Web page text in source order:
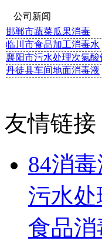
公司
邯郸市蔬菜瓜果消毒
临川市食品加工消毒水
襄阳市污水处理次氯酸
丹徒县车间地面消毒液
友情链接
84消
污水
食品消